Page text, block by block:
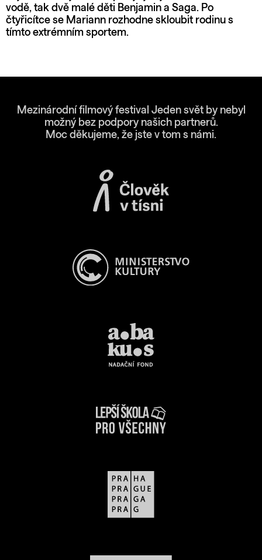
vodě, tak dvě malé děti Benjamin a Saga. Po
čtyřicítce se Mariann rozhodne skloubit rodinu s
tímto extrémním sportem.
Mezinárodní filmový festival Jeden svět by nebyl
možný bez podpory našich partnerů.
Moc děkujeme, že jste v tom s námi.